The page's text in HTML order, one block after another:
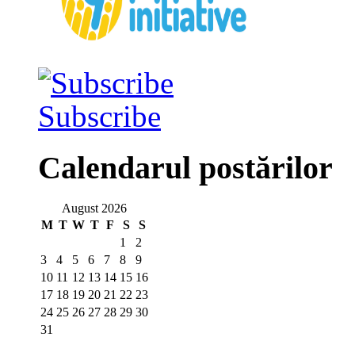
Subscribe
Calendarul postărilor
August 2026
M T W T F S
S
1
2
3
4 5 6 7 8
9
10 11 12 13 14 15 16
17 18 19 20 21 22 23
24 25 26 27 28 29 30
31